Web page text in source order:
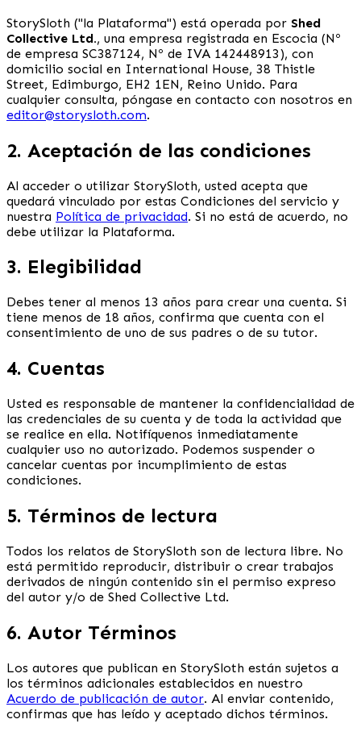
StorySloth ("la Plataforma") está operada por Shed
Collective Ltd., una empresa registrada en Escocia (Nº
de empresa SC387124, Nº de IVA 142448913), con
domicilio social en International House, 38 Thistle
Street, Edimburgo, EH2 1EN, Reino Unido. Para
cualquier consulta, póngase en contacto con nosotros en
editor@storysloth.com.
2. Aceptación de las condiciones
Al acceder o utilizar StorySloth, usted acepta que
quedará vinculado por estas Condiciones del servicio y
nuestra Política de privacidad. Si no está de acuerdo, no
debe utilizar la Plataforma.
3. Elegibilidad
Debes tener al menos 13 años para crear una cuenta. Si
tiene menos de 18 años, confirma que cuenta con el
consentimiento de uno de sus padres o de su tutor.
4. Cuentas
Usted es responsable de mantener la confidencialidad de
las credenciales de su cuenta y de toda la actividad que
se realice en ella. Notifíquenos inmediatamente
cualquier uso no autorizado. Podemos suspender o
cancelar cuentas por incumplimiento de estas
condiciones.
5. Términos de lectura
Todos los relatos de StorySloth son de lectura libre. No
está permitido reproducir, distribuir o crear trabajos
derivados de ningún contenido sin el permiso expreso
del autor y/o de Shed Collective Ltd.
6. Autor Términos
Los autores que publican en StorySloth están sujetos a
los términos adicionales establecidos en nuestro
Acuerdo de publicación de autor. Al enviar contenido,
confirmas que has leído y aceptado dichos términos.